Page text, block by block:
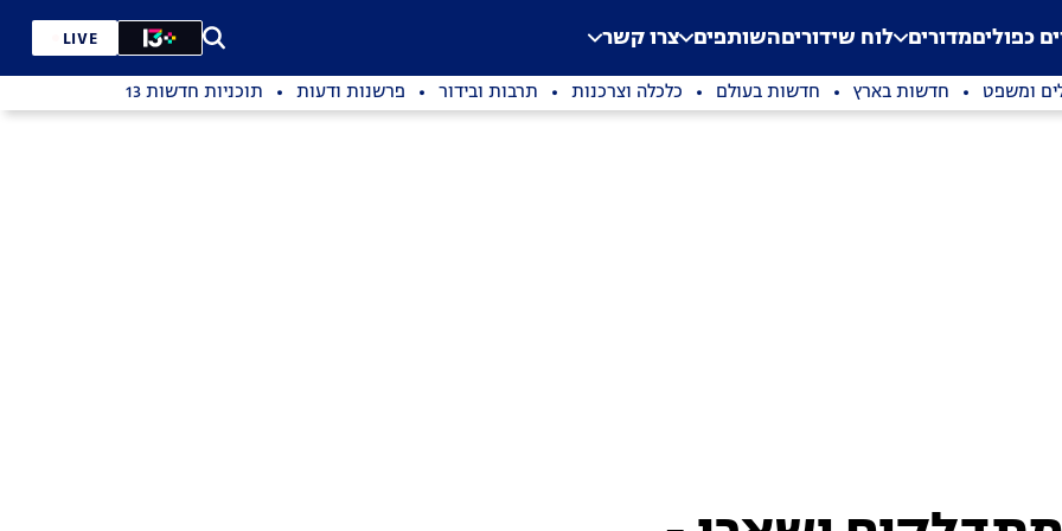
Application error: a
. כפוליםמדורים לוח שידוריםהשותפים צרו קשר LIVE
ומשפט חדשות בארץ חדשות בעולם כלכלה וצרכנות תרבות ובידור פרשנות ודעות תוכניות חדשות 13